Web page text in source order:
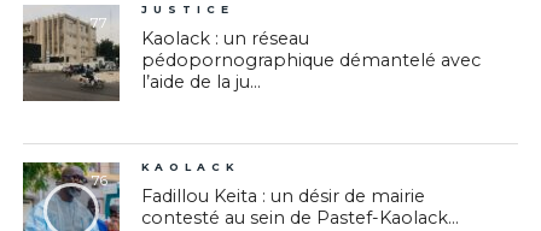
77
JUSTICE
Kaolack : un réseau
pédopornographique démantelé avec
l’aide de la ju...
76
KAOLACK
Fadillou Keita : un désir de mairie
contesté au sein de Pastef-Kaolack...